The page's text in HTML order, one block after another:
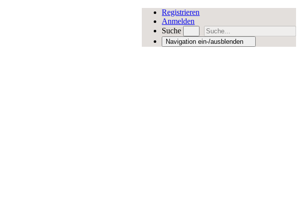
Registrieren
Anmelden
Suche
Navigation ein-/ausblenden